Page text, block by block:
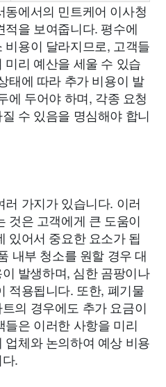
에서의 민트케어 이사청
을 보여줍니다. 평수에
용이 달라지므로, 고객들
리 예산을 세울 수 있습
태에 따라 추가 비용이 발
에 두어야 하며, 각종 요청
수 있음을 명심해야 합니
가지가 있습니다. 이러
것은 고객에게 큰 도움이
있어서 중요한 요소가 됩
내부 청소를 원할 경우 대
발생하며, 심한 곰팡이나
적용됩니다. 또한, 폐기물
의 경우에도 추가 요금이
들은 이러한 사항을 미리
체와 논의하여 예상 비용
.